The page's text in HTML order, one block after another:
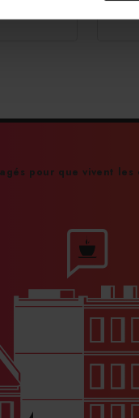
pour que vivent les